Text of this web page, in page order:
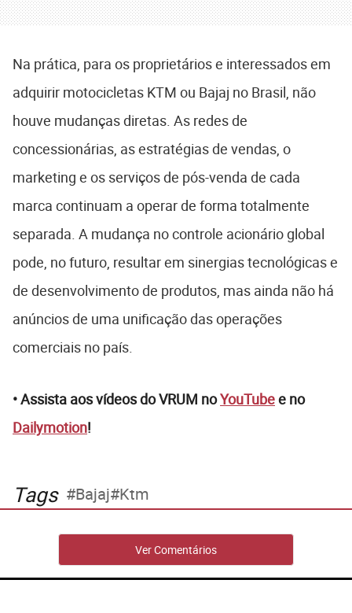
Na prática, para os proprietários e interessados em
adquirir motocicletas KTM ou Bajaj no Brasil, não
houve mudanças diretas. As redes de
concessionárias, as estratégias de vendas, o
marketing e os serviços de pós-venda de cada
marca continuam a operar de forma totalmente
separada. A mudança no controle acionário global
pode, no futuro, resultar em sinergias tecnológicas e
de desenvolvimento de produtos, mas ainda não há
anúncios de uma unificação das operações
comerciais no país.
• Assista aos vídeos do VRUM noYouTubee no
Dailymotion!
Tags Bajaj Ktm
Ver Comentários